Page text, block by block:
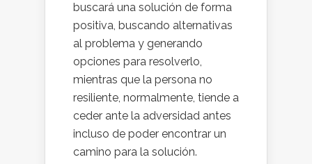
buscará una solución de forma
positiva, buscando alternativas
al problema y generando
opciones para resolverlo,
mientras que la persona no
resiliente, normalmente, tiende a
ceder ante la adversidad antes
incluso de poder encontrar un
camino para la solución.